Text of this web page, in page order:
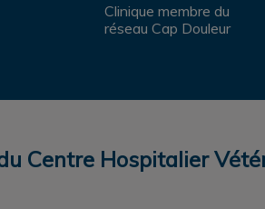
Clinique membre du
réseau Cap Douleur
Centre Hospitalier